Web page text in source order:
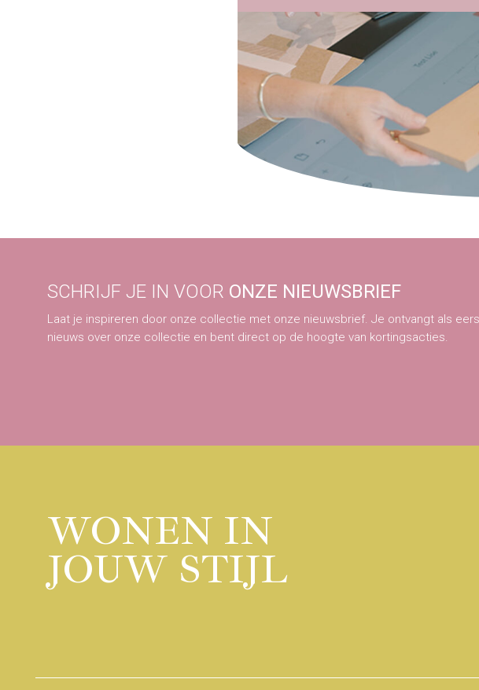
SCHRIJF JE IN VOOR ONZE NIEUWSBRIEF
Laat je inspireren door onze collectie met onze nieuwsbrief. Je ontvangt als
nieuws over onze collectie en bent direct op de hoogte van kortingsacties.
WONEN IN
JOUW STIJL